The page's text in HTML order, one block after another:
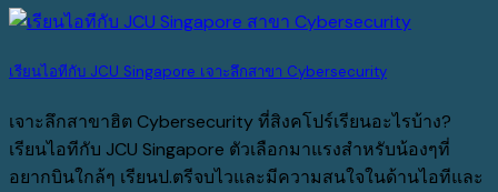
เรียนไอทีกับ JCU Singapore เจาะลึกสาขา Cybersecurity
เจาะลึกสาขาฮิต Cybersecurity ที่สิงคโปร์เรียนอะไรบ้าง?
เรียนไอทีกับ JCU Singapore ตัวเลือกมาแรงสำหรับน้องๆที่
อยากบินใกล้ๆ เรียนป.ตรีจบไวและมีความสนใจในด้านไอทีและ